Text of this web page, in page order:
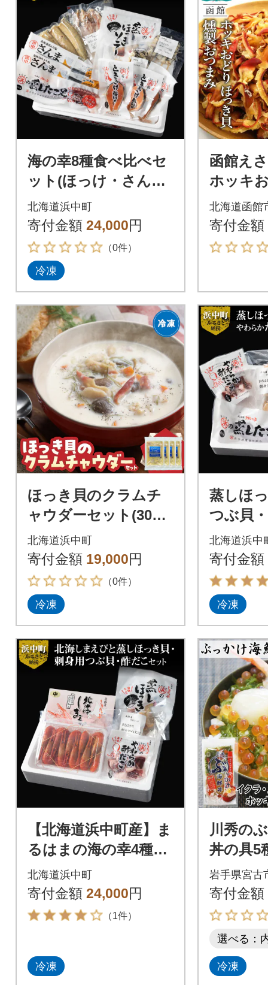
海の幸8種食べ比べセ
ット(ほっけ・さん
ま・時鮭・つぶ貝・た
こ・ほっき貝)_H0001
-115
北海道浜中町
寄付金額 24,000円
（0件）
冷凍
函館え
ホッキ
貝 燻製
北海道函館
寄付金額
ほっき貝のクラムチ
ャウダーセット(300g
×4袋)_H0034-100
北海道浜中町
寄付金額 19,000円
（0件）
冷凍
蒸しほ
つぶ貝
こセッ
北海道浜中
寄付金額
冷凍
【北海道浜中町産】ま
るはまの海の幸4種セ
ット(えび・ほっき
貝・つぶ貝・酢だこ)_
H0001-114
北海道浜中町
寄付金額 24,000円
（1件）
冷凍
川秀の
丼の具5
カブ、
キ貝、
6袋冷凍
岩手県宮古
寄付金額
選べる：
冷凍